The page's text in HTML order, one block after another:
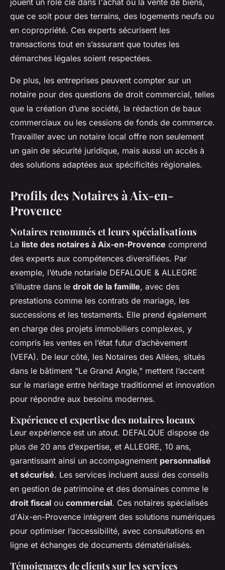
jouent un rôle clé dans l'achat ou la vente de biens,
que ce soit pour des terrains, des logements neufs ou
en copropriété. Ces experts sécurisent les
transactions tout en s’assurant que toutes les
démarches légales soient respectées.
De plus, les entreprises peuvent compter sur un
notaire pour des questions de droit commercial, telles
que la création d’une société, la rédaction de baux
commerciaux ou les cessions de fonds de commerce.
Travailler avec un notaire local offre non seulement
un gain de sécurité juridique, mais aussi un accès à
des solutions adaptées aux spécificités régionales.
Profils des Notaires à Aix-en-
Provence
Notaires renommés et leurs spécialisations
La liste des notaires à Aix-en-Provence comprend
des experts aux compétences diversifiées. Par
exemple, l’étude notariale DEFALQUE & ALLEGRE
s’illustre dans le droit de la famille, avec des
prestations comme les contrats de mariage, les
successions et les testaments. Elle prend également
en charge des projets immobiliers complexes, y
compris les ventes en l’état futur d’achèvement
(VEFA). De leur côté, les Notaires des Allées, situés
dans le bâtiment "Le Grand Angle," mettent l’accent
sur le mariage entre héritage traditionnel et innovation
pour répondre aux besoins modernes.
Expérience et expertise des notaires locaux
Leur expérience est un atout. DEFALQUE dispose de
plus de 20 ans d’expertise, et ALLEGRE, 10 ans,
garantissant ainsi un accompagnement personnalisé
et sécurisé. Les services incluent aussi des conseils
en gestion de patrimoine et des domaines comme le
droit fiscal ou commercial. Ces notaires spécialisés
d'Aix-en-Provence intègrent des solutions numériques
pour optimiser l’accessibilité, avec consultations en
ligne et échanges de documents dématérialisés.
Témoignages de clients sur les services